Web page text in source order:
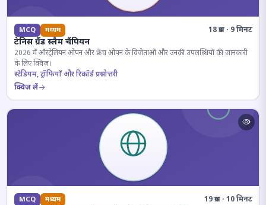
MCQ मध्यम 18 प्रश्न · 9 मिनट
टेनिस ग्रैंड स्लैम चैंपियन
2026 में ऑस्ट्रेलियन ओपन और फ्रेंच ओपन के विजेताओं और उनकी उपलब्धियों की जानकारी
के लिए क्विज़।
स्टेडियम, ट्रॉफियाँ और रिकॉर्ड प्रश्नोत्तरी
क्विज़ लें
MCQ मध्यम 19 प्रश्न · 10 मिनट